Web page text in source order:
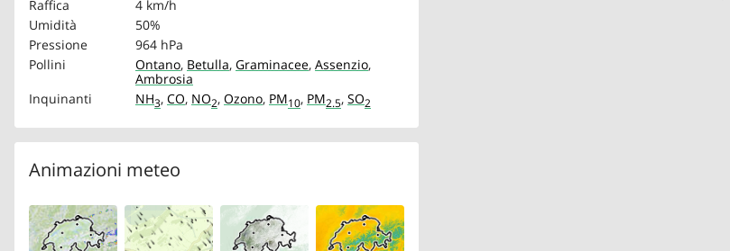
Raffica
4 km/h
Umidità
50%
Pressione
964 hPa
Pollini
Ontano, Betulla, Graminacee, Assenzio,
Ambrosia
Inquinanti
NH3, CO, NO2, Ozono, PM10, PM2.5, SO2
Animazioni meteo